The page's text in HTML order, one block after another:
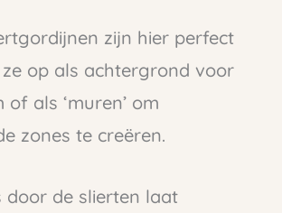
zijn hier perfect
op als achtergrond voor
of als ‘muren’ om
zones te creëren.
door de slierten laat